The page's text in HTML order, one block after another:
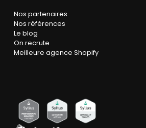
Nos partenaires
Nos références
Le blog
On recrute
Meilleure agence Shopify